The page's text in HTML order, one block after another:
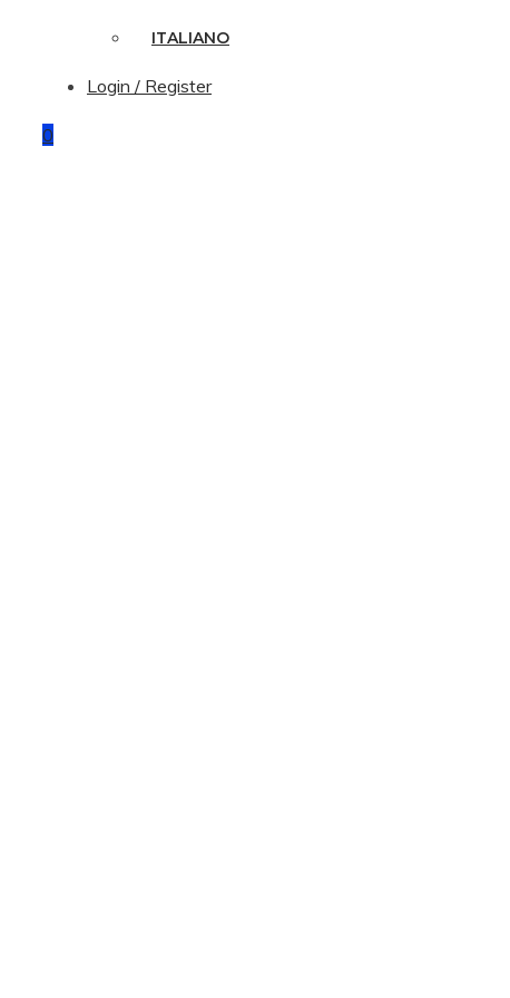
ITALIANO
Login / Register
0